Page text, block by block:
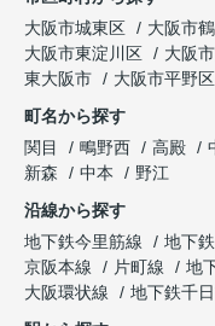
大阪市城東区
大阪市
大阪市東淀川区
大阪
東大阪市
大阪市平野区
町名から探す
関目
鴫野西 高殿
新森
中本
野江
沿線から探す
地下鉄今里筋線
地下
京阪本線
片町線 地
大阪環状線
地下鉄千